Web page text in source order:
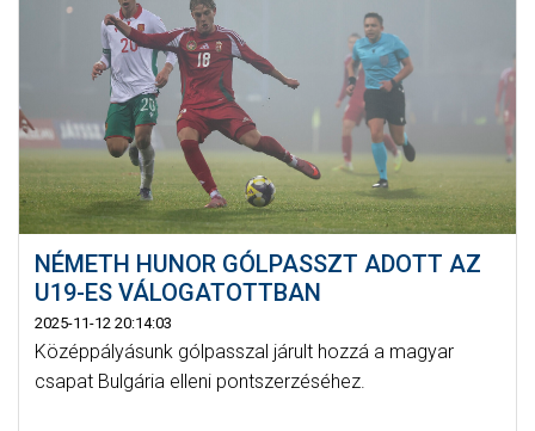
NÉMETH HUNOR GÓLPASSZT ADOTT AZ
U19-ES VÁLOGATOTTBAN
2025-11-12 20:14:03
Középpályásunk gólpasszal járult hozzá a magyar
csapat Bulgária elleni pontszerzéséhez.